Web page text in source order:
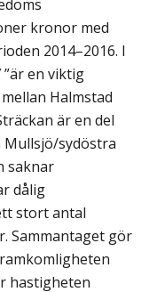
kronor med
2014–2016. I
en viktig
Halmstad
är en del
Mullsjö/sydöstra
saknar
dålig
stort antal
Sammantaget gör
hastigheten